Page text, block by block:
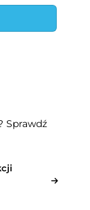
Sprawdź